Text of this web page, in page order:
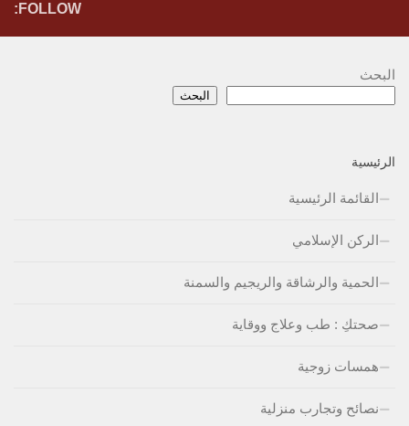
FOLLOW:
البحث
البحث
الرئيسية
القائمة الرئيسية
الركن الإسلامي
الحمية والرشاقة والريجيم والسمنة
صحتكِ : طب وعلاج ووقاية
همسات زوجية
نصائح وتجارب منزلية